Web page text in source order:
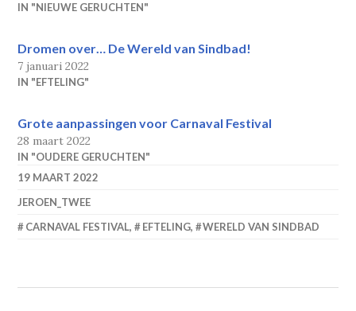
IN "NIEUWE GERUCHTEN"
Dromen over… De Wereld van Sindbad!
7 januari 2022
IN "EFTELING"
Grote aanpassingen voor Carnaval Festival
28 maart 2022
IN "OUDERE GERUCHTEN"
19 MAART 2022
JEROEN_TWEE
CARNAVAL FESTIVAL, EFTELING, WERELD VAN SINDBAD